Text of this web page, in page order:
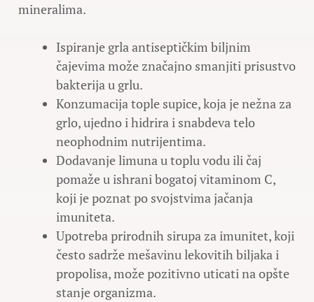
mineralima.
Ispiranje grla antiseptičkim biljnim
čajevima može značajno smanjiti prisustvo
bakterija u grlu.
Konzumacija tople supice, koja je nežna za
grlo, ujedno i hidrira i snabdeva telo
neophodnim nutrijentima.
Dodavanje limuna u toplu vodu ili čaj
pomaže u ishrani bogatoj vitaminom C,
koji je poznat po svojstvima jačanja
imuniteta.
Upotreba prirodnih sirupa za imunitet, koji
često sadrže mešavinu lekovitih biljaka i
propolisa, može pozitivno uticati na opšte
stanje organizma.